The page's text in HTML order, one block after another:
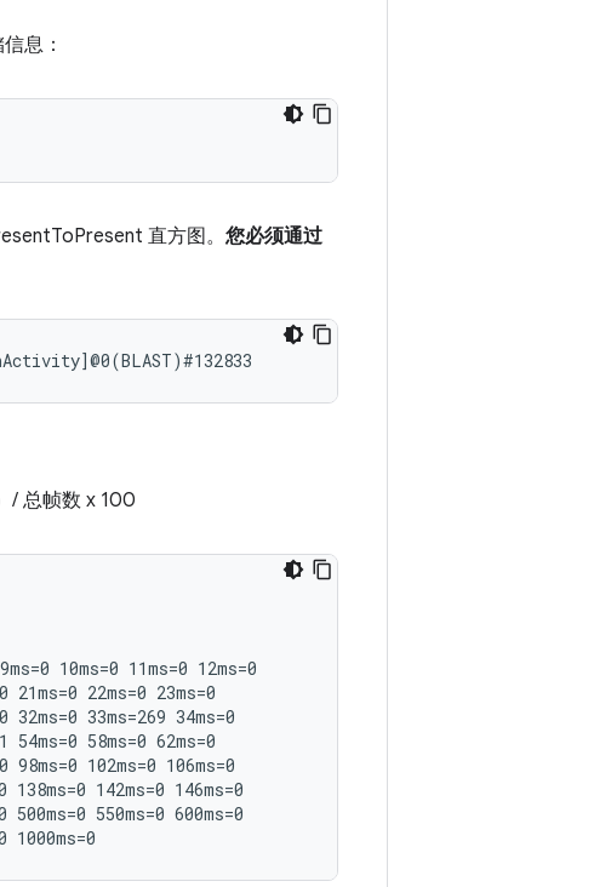
息：
直方图。 您必须通过
/ 总帧数 x 100
10ms=0 11ms=0 12ms=0
21ms=0 22ms=0 23ms=0
32ms=0 33ms=269 34ms=0
54ms=0 58ms=0 62ms=0
98ms=0 102ms=0 106ms=0
138ms=0 142ms=0 146ms=0
500ms=0 550ms=0 600ms=0